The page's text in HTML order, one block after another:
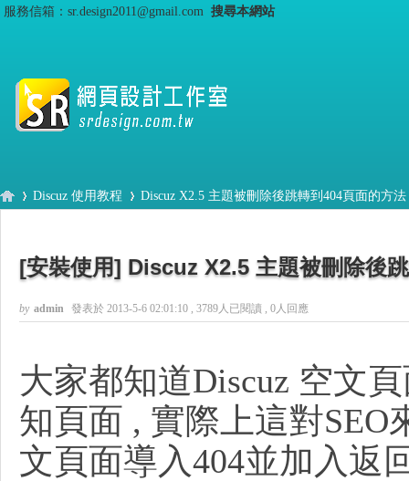
服務信箱：sr.design2011@gmail.com 搜尋本網站
Discuz 使用教程 Discuz X2.5 主題被刪除後跳轉到404頁面的方
[安裝使用] Discuz X2.5 主題被刪除後
by admin 發表於 2013-5-6 02:01:10 , 3789人已閱讀 , 0人回應
大家都知道Discuz 空文
知頁面 , 實際上這對
文頁面導入404並加入返